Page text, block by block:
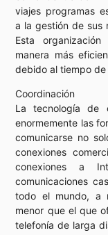
viajes programas
a la gestión de sus
Esta
manera más
debido al tiempo
Coordinación
La tecnología de
enormemente las
comunicarse no
conexiones
conexiones a
comunicaciones
todo el mundo, a
menor que el que
telefonía de larga